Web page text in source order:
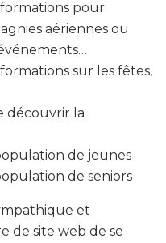
pour
aériennes ou
sur les fêtes,
découvrir la
de jeunes
de seniors
et
de site web de se